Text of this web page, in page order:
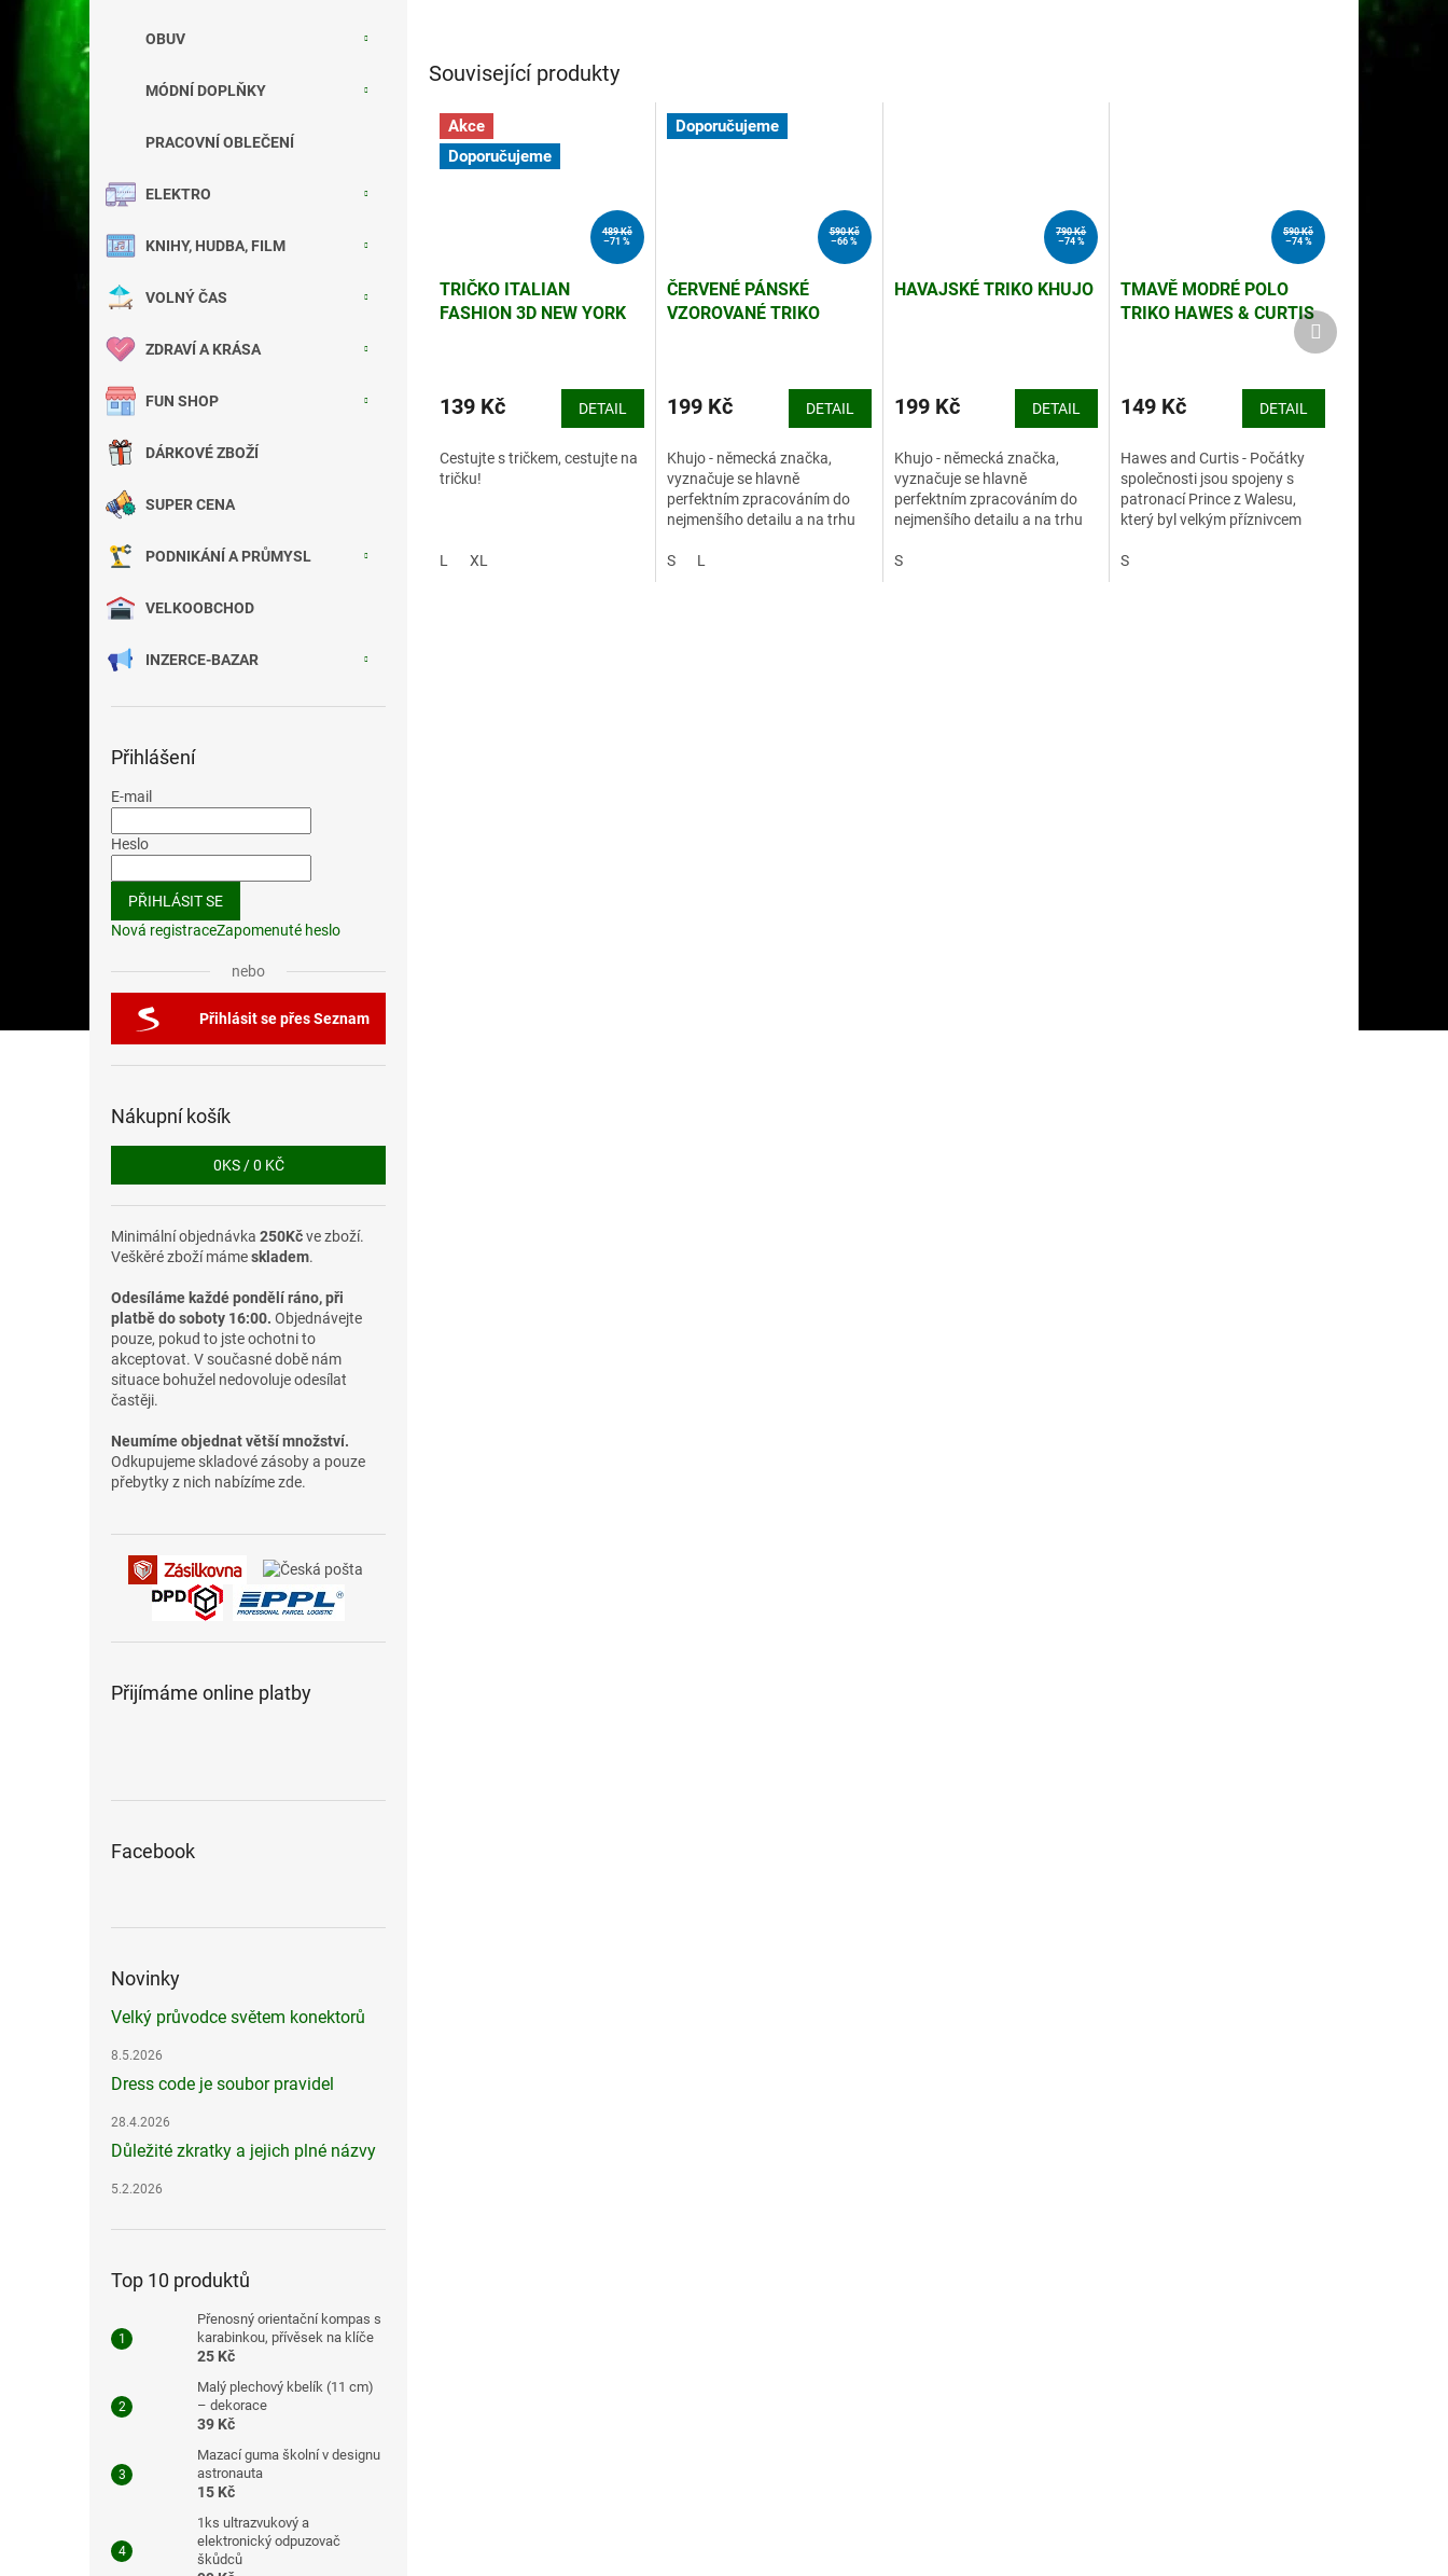
OBUV
MÓDNÍ DOPLŇKY
PRACOVNÍ OBLEČENÍ
ELEKTRO
KNIHY, HUDBA, FILM
VOLNÝ ČAS
ZDRAVÍ A KRÁSA
FUN SHOP
DÁRKOVÉ ZBOŽÍ
SUPER CENA
PODNIKÁNÍ A PRŮMYSL
VELKOOBCHOD
INZERCE-BAZAR
Přihlášení
E-mail
Heslo
PŘIHLÁSIT SE
Nová registraceZapomenuté heslo
nebo
Přihlásit se přes Seznam
Nákupní košík
0KS /0 KČ
Minimální objednávka 250Kčve zboží.
Veškěré zboží mámeskladem.
Odesíláme každé pondělí ráno, při
platbě do soboty 16:00. Objednávejte
pouze, pokud to jste ochotni to
akceptovat. V současné době nám
situace bohužel nedovoluje odesílat
častěji.
Neumíme objednat větší množství.
Odkupujeme skladové zásoby a pouze
přebytky z nich nabízíme zde.
Přijímáme online platby
Facebook
Novinky
Velký průvodce světem konektorů
8.5.2026
Dress code je soubor pravidel
28.4.2026
Důležité zkratky a jejich plné názvy
5.2.2026
Top 10 produktů
Přenosný orientační kompas s
karabinkou, přívěsek na klíče
25 Kč
Malý plechový kbelík (11 cm)
– dekorace
39 Kč
Mazací guma školní v designu
astronauta
15 Kč
1ks ultrazvukový a
elektronický odpuzovač
škůdců
Související produkty
Akce
Doporučujeme
489 Kč
–71 %
TRIČKO ITALIAN
FASHION 3D NEW YORK
139 Kč DETAIL
Cestujte s tričkem, cestujte na
tričku!
L XL
Doporučujeme
590 Kč
–66 %
ČERVENÉ PÁNSKÉ
VZOROVANÉ TRIKO
199 Kč DETAIL
Khujo - německá značka,
vyznačuje se hlavně
perfektním zpracováním do
nejmenšího detailu a na trhu
zimních bund.
S L
790 Kč
–74 %
HAVAJSKÉ TRIKO KHUJO
199 Kč DETAIL
Khujo - německá značka,
vyznačuje se hlavně
perfektním zpracováním do
nejmenšího detailu a na trhu
zimních bund.
S
590 Kč
–74 %
TMAVĚ MODRÉ POLO
TRIKO HAWES & CURTIS
149 Kč DETAIL
Hawes and Curtis - Počátky
společnosti jsou spojeny s
patronací Prince z Walesu,
který byl velkým příznivcem
zákazníkem.
S
Další
produkt